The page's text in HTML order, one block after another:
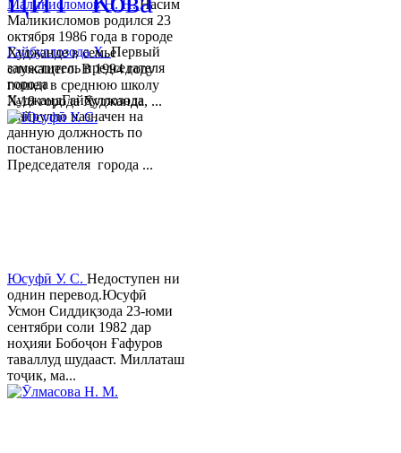
Гайбуллозода Х.Первый
заместитель председателя
города
ХуджандГайбуллозода
Хайрулло назначен на
данную должность по
постановлению
Председателя города ...
Маликисломов Н. Н.Насим
Маликисломов родился 23
октября 1986 года в городе
Худжанде в семье
служащего. В 1994 году
пошел в среднюю школу
№18 города Худжанда, ...
Юсуфӣ У. C. Недоступен ни
однин перевод.Юсуфӣ
Усмон Сиддиқзода 23-юми
сентябри соли 1982 дар
ноҳияи Бобоҷон Ғафуров
таваллуд шудааст. Миллаташ
тоҷик, ма...